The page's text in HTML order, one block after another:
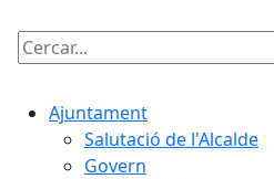
Cercar:
Ajuntament
Salutació de l'Alcalde
Govern